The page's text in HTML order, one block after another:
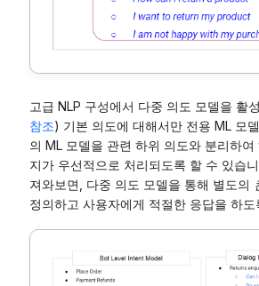
고급 NLP 구성에서 다중 의도 모델을 활
참조) 기본 의도에 대해서만 전용 ML 모
의 ML 모델을 관련 하위 의도와 분리하
지가 우선적으로 처리되도록 할 수 있습
져와보면, 다중 의도 모델을 통해 별도의
정의하고 사용자에게 적절한 응답을 하